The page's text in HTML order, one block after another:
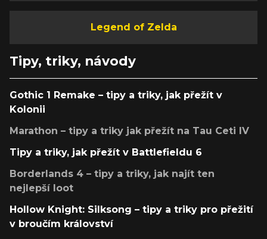
Legend of Zelda
Tipy, triky, návody
Gothic 1 Remake – tipy a triky, jak přežít v
Kolonii
Marathon – tipy a triky jak přežít na Tau Ceti IV
Tipy a triky, jak přežít v Battlefieldu 6
Borderlands 4 – tipy a triky, jak najít ten
nejlepší loot
Hollow Knight: Silksong – tipy a triky pro přežití
v broučím království